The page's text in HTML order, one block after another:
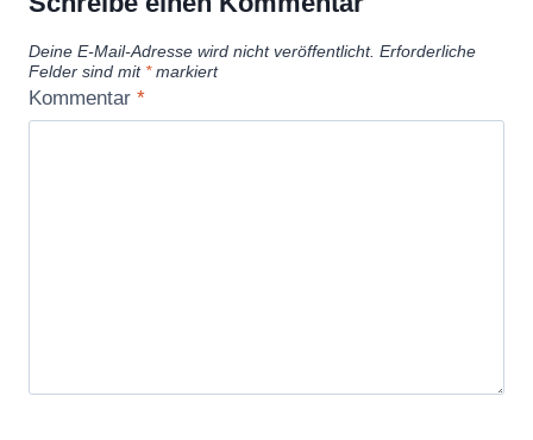
Deine E-Mail-Adresse wird nicht veröffentlicht. Erforderliche
Felder sind mit *markiert
Kommentar *